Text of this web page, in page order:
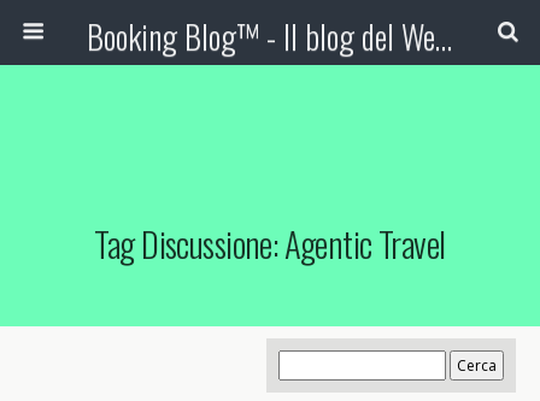
Booking Blog™ - Il blog del Web Marketing Turistico
Tag Discussione: Agentic Travel